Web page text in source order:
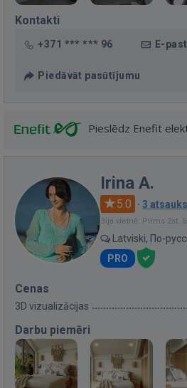
Kontakti
+371 *** *** 96 E-
Piedāvāt pasūtījumu
Pieslēdz Enefit
Irina A.
5.0 · 3
Bija vietnē: Pirms 2st.
Latviski, По-
PRO
Cenas
3D vizualizācijas
Darbu piemēri